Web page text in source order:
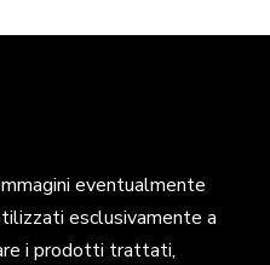
eventualmente
esclusivamente a
i prodotti trattati,